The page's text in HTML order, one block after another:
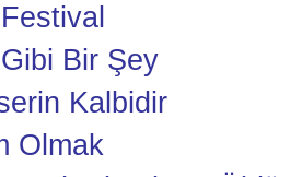
Bir Şey
Kalbidir
Olmak